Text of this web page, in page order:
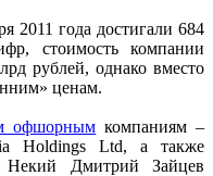
2011 года достигали 684
стоимость компании
рублей, однако вместо
ценам.
офшорным компаниям –
Holdings Ltd, а также
Некий Дмитрий Зайцев